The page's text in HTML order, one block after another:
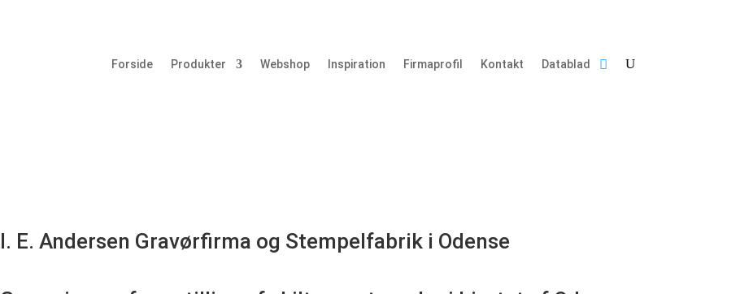
Forside Produkter Webshop Inspiration Firmaprofil Kontakt Datablad
I. E. Andersen Gravørfirma og Stempelfabrik i Odense